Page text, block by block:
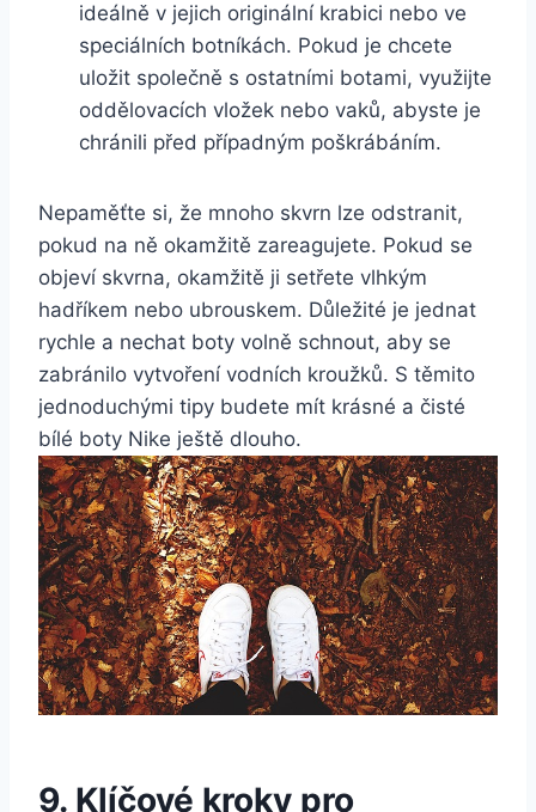
ideálně v jejich originální krabici⁣ nebo ve
speciálních botníkách. Pokud je chcete
uložit společně s ostatními botami, využijte
oddělovacích vložek nebo vaků,⁤ abyste je⁤
chránili před případným poškrábáním.
Nepaměťte si,⁤ že mnoho skvrn‍ lze ⁤odstranit,
‌pokud na ně okamžitě zareagujete. Pokud se
‍objeví skvrna,​ okamžitě ji setřete ‌vlhkým
hadříkem nebo ubrouskem. Důležité je jednat
rychle a nechat boty ⁢volně schnout, ⁢aby se
zabránilo vytvoření vodních kroužků. S ‍těmito
jednoduchými tipy budete mít krásné a čisté
bílé ⁣boty Nike ‍ještě dlouho.
9. Klíčové kroky⁣ pro⁤